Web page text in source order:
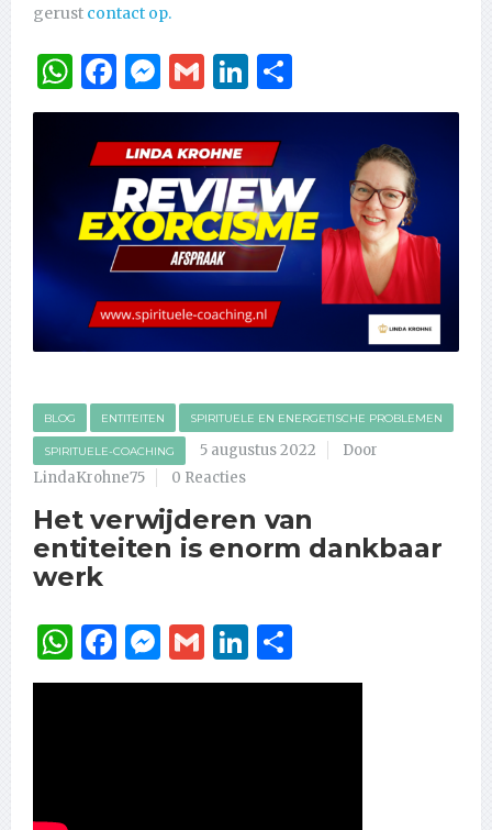
gerust contact op.
WhatsApp
Facebook
Messenger
GmailLinkedIn
BLOG ENTITEITEN SPIRITUELE EN ENERGETISCHE PROBLEMEN
SPIRITUELE-COACHING 5 augustus 2022
Door
LindaKrohne75
0 Reacties
Het verwijderen van
entiteiten is enorm dankbaar
werk
WhatsApp
Facebook
Messenger
GmailLinkedIn